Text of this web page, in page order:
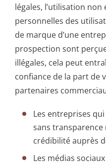
légales, l’utilisation
personnelles des
de marque d’une
prospection sont
illégales, cela peut
confiance de la part de
partenaires
Les entreprises
sans
crédibilité auprès
Les médias